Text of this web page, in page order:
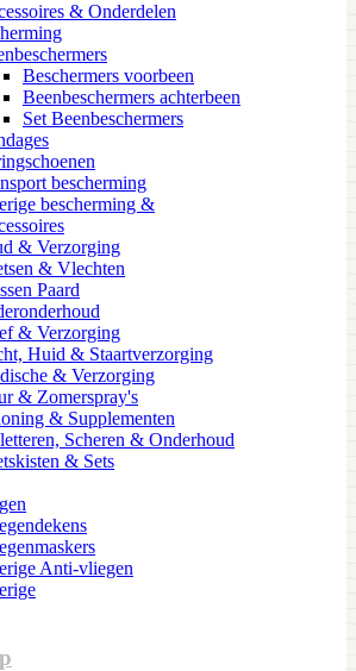
& Onderdelen
Beschermers voorbeen
Beenbeschermers achterbeen
Set Beenbeschermers
bescherming
bescherming &
& Verzorging
& Vlechten
Paard
& Verzorging
Huid & Staartverzorging
& Verzorging
& Zomerspray's
& Supplementen
Scheren & Onderhoud
& Sets
Anti-vliegen